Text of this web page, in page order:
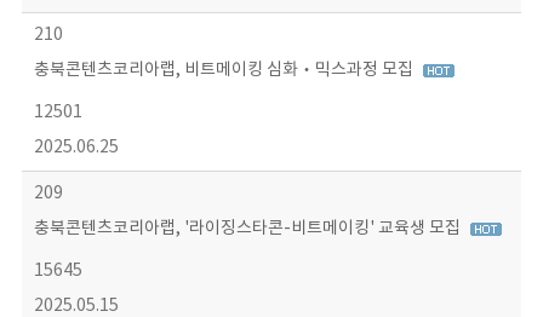
210
충북콘텐츠코리아랩, 비트메이킹 심화‧믹스과정 모집
12501
2025.06.25
209
충북콘텐츠코리아랩, '라이징스타콘-비트메이킹' 교육생 모집
15645
2025.05.15